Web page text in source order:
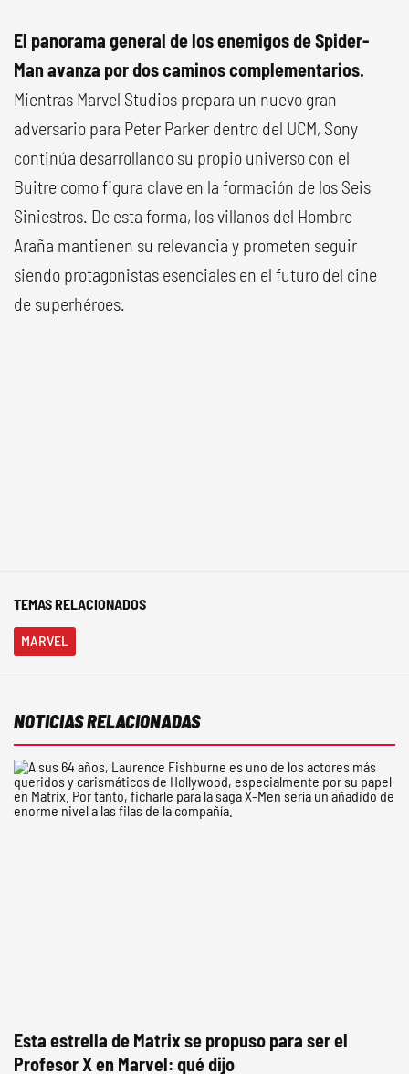
El panorama general de los enemigos de Spider-
Man avanza por dos caminos complementarios.
Mientras Marvel Studios prepara un nuevo gran
adversario para Peter Parker dentro del UCM, Sony
continúa desarrollando su propio universo con el
Buitre como figura clave en la formación de los Seis
Siniestros. De esta forma, los villanos del Hombre
Araña mantienen su relevancia y prometen seguir
siendo protagonistas esenciales en el futuro del cine
de superhéroes.
TEMAS RELACIONADOS
MARVEL
NOTICIAS RELACIONADAS
Esta estrella de Matrix se propuso para ser el
Profesor X en Marvel: qué dijo